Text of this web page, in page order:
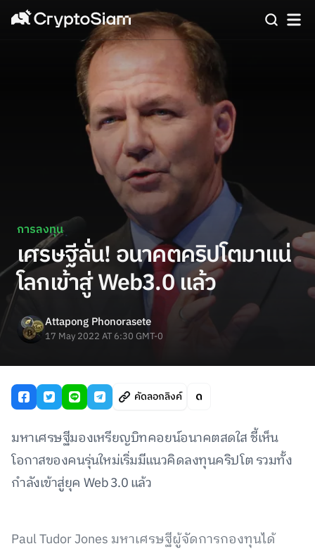
การลงทุน
เศรษฐีลั่น! อนาคตคริปโตมาแน่
โลกเข้าสู่ Web3.0 แล้ว
Attapong Phonorasete
17 May 2022 AT 6:30 GMT-0
คัดลอกลิงค์
มหาเศรษฐีมองเหรียญบิทคอยน์อนาคตสดใส ชี้เห็น
โอกาสของคนรุ่นใหม่เริ่มมีแนวคิดลงทุนคริปโต รวมทั้ง
กำลังเข้าสู่ยุค Web 3.0 แล้ว
Paul Tudor Jones มหาเศรษฐีผู้จัดการกองทุนได้